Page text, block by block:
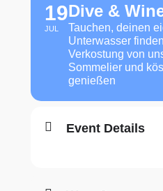
19
JUL
Dive &
Tauchen, deinen
Unterwasser
Verkostung von
Sommelier und
genießen
Event Details